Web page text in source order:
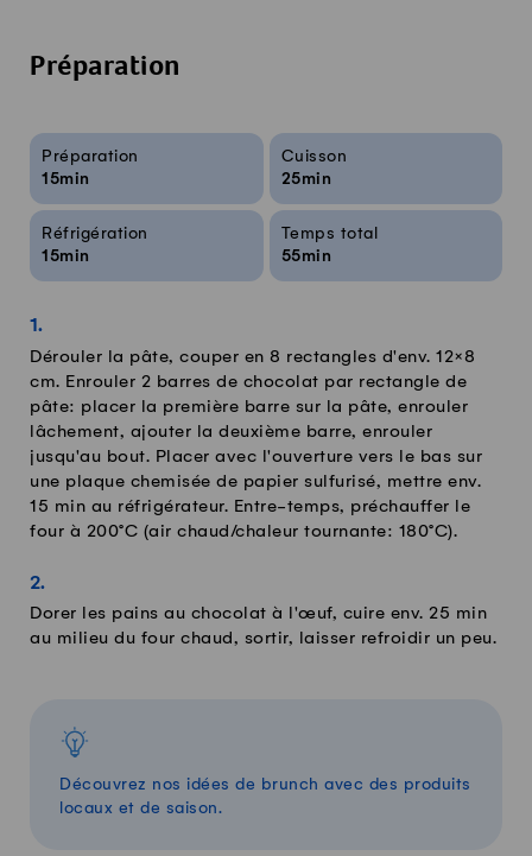
Préparation
Infos sur la recette
Préparation
15min
Cuisson
25min
Réfrigération
15min
Temps total
55min
Dérouler la pâte, couper en 8 rectangles d'env. 12×8
cm. Enrouler 2 barres de chocolat par rectangle de
pâte: placer la première barre sur la pâte, enrouler
lâchement, ajouter la deuxième barre, enrouler
jusqu'au bout. Placer avec l'ouverture vers le bas sur
une plaque chemisée de papier sulfurisé, mettre env.
15 min au réfrigérateur. Entre-temps, préchauffer le
four à 200°C (air chaud/chaleur tournante: 180°C).
Dorer les pains au chocolat à l'œuf, cuire env. 25 min
au milieu du four chaud, sortir, laisser refroidir un peu.
Découvrez nos idées de brunch avec des produits
locaux et de saison.